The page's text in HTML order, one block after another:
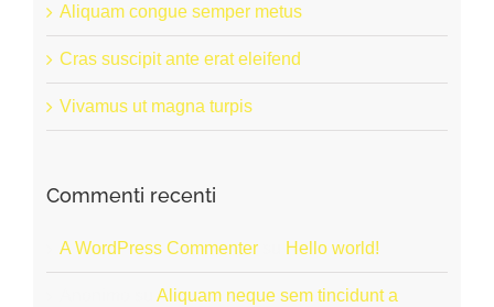
Aliquam congue semper metus
Cras suscipit ante erat eleifend
Vivamus ut magna turpis
Commenti recenti
A WordPress Commentersu Hello world!
Aliquam neque sem tincidunt a